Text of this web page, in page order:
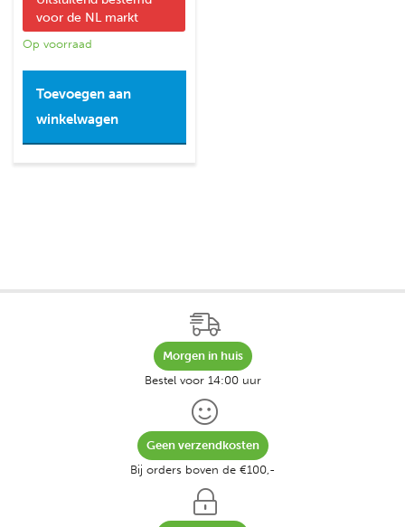
voor de NL markt
Op voorraad
Toevoegen aan
winkelwagen
Morgen in huis
Bestel voor 14:00 uur
Geen verzendkosten
Bij orders boven de €100,-